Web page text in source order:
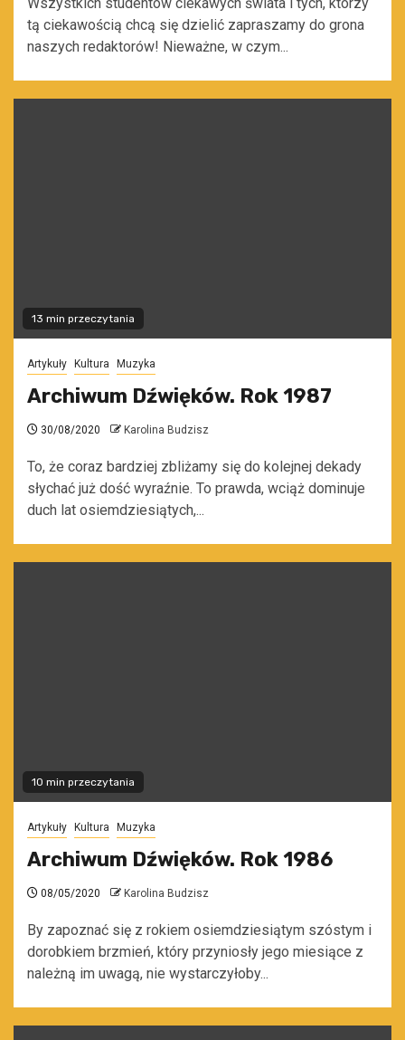
Wszystkich studentów ciekawych świata i tych, którzy
tą ciekawością chcą się dzielić zapraszamy do grona
naszych redaktorów! Nieważne, w czym...
13 min przeczytania
Artykuły Kultura Muzyka
Archiwum Dźwięków. Rok 1987
30/08/2020 Karolina Budzisz
To, że coraz bardziej zbliżamy się do kolejnej dekady
słychać już dość wyraźnie. To prawda, wciąż dominuje
duch lat osiemdziesiątych,...
10 min przeczytania
Artykuły Kultura Muzyka
Archiwum Dźwięków. Rok 1986
08/05/2020 Karolina Budzisz
By zapoznać się z rokiem osiemdziesiątym szóstym i
dorobkiem brzmień, który przyniosły jego miesiące z
należną im uwagą, nie wystarczyłoby...